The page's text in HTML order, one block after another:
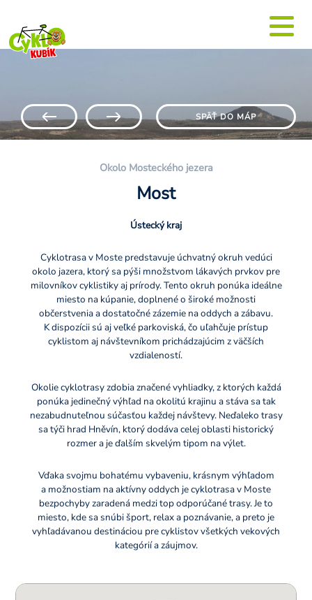
SPÄŤ DO MÁP
Okolo Mosteckého jezera
Most
Ústecký kraj
Cyklotrasa v Moste predstavuje úchvatný okruh vedúci
okolo jazera, ktorý sa pýši množstvom lákavých prvkov pre
milovníkov cyklistiky aj prírody. Tento okruh ponúka ideálne
miesto na kúpanie, doplnené o široké možnosti
občerstvenia a dostatočné zázemie na oddych a zábavu.
K dispozícii sú aj veľké parkoviská, čo uľahčuje prístup
cyklistom aj návštevníkom prichádzajúcim z väčších
vzdialeností.
Okolie cyklotrasy zdobia značené vyhliadky, z ktorých každá
ponúka jedinečný výhľad na okolitú krajinu a stáva sa tak
nezabudnuteľnou súčasťou každej návštevy. Neďaleko trasy
sa týči hrad Hněvín, ktorý dodáva celej oblasti historický
rozmer a je ďalším skvelým tipom na výlet.
Vďaka svojmu bohatému vybaveniu, krásnym výhľadom
a možnostiam na aktívny oddych je cyklotrasa v Moste
bezpochyby zaradená medzi top odporúčané trasy. Je to
miesto, kde sa snúbi šport, relax a poznávanie, a preto je
vyhľadávanou destináciou pre cyklistov všetkých vekových
kategórií a záujmov.